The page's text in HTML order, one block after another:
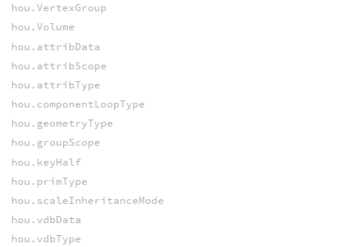
hou.VertexGroup
hou.Volume
hou.attribData
hou.attribScope
hou.attribType
hou.componentLoopType
hou.geometryType
hou.groupScope
hou.keyHalf
hou.primType
hou.scaleInheritanceMode
hou.vdbData
hou.vdbType